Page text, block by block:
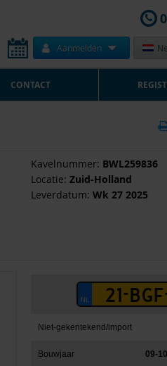
CONTACT
Aanmelden
Kavelnummer: BWL259836
Locatie: Zuid-Holland
Leverdatum: Wk 27 2025
Niet-gekentekend/import
Bouwjaar 09-